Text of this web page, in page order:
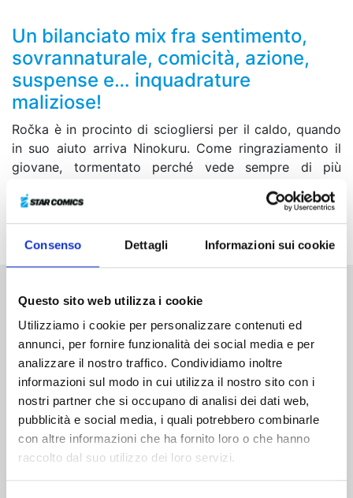
Consenso Dettagli Informazioni sui cookie
Questo sito web utilizza i cookie
Utilizziamo i cookie per personalizzare contenuti ed
annunci, per fornire funzionalità dei social media e per
analizzare il nostro traffico. Condividiamo inoltre
informazioni sul modo in cui utilizza il nostro sito con i
nostri partner che si occupano di analisi dei dati web,
pubblicità e social media, i quali potrebbero combinarle
con altre informazioni che ha fornito loro o che hanno
raccolto dal suo utilizzo dei loro servizi.
Un bilanciato mix fra sentimento,
sovrannaturale, comicità, azione,
suspense e… inquadrature
maliziose!
Ročka è in procinto di sciogliersi per il caldo, quando
in suo aiuto arriva Ninokuru. Come ringraziamento il
giovane, tormentato perché vede sempre di più
quale uscirà ciò che desidera di più. Cosa ci sarà
all’interno della scatola?!
Altri volumi della serie